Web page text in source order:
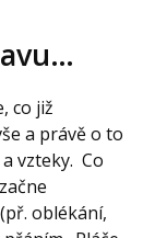
co již
a právě o to
vzteky. Co
oblékání,